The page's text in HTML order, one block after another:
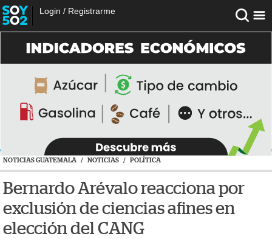
Login / Registrarme
NOTICIAS GUATEMALA / NOTICIAS / POLÍTICA
Bernardo Arévalo reacciona por
exclusión de ciencias afines en
elección del CANG